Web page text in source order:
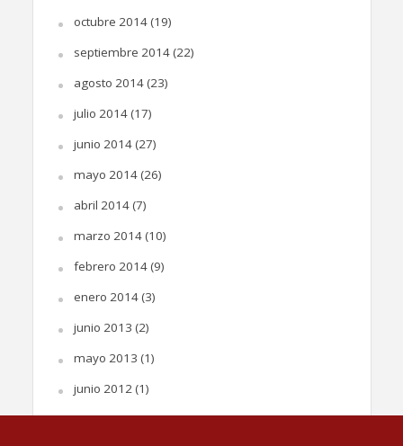
octubre 2014(19)
septiembre 2014(22)
agosto 2014(23)
julio 2014(17)
junio 2014(27)
mayo 2014(26)
abril 2014(7)
marzo 2014(10)
febrero 2014(9)
enero 2014(3)
junio 2013 (2)
mayo 2013 (1)
junio 2012(1)